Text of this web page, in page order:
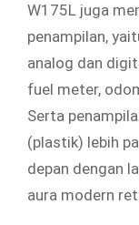
W175L juga
penampilan,
analog dan
fuel meter,
Serta
(plastik) lebih
depan dengan
aura modern